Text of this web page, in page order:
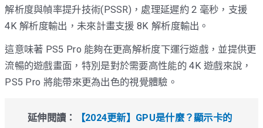
解析度與幀率提升技術(PSSR)，處理延遲約 2 毫秒，支援
4K 解析度輸出，未來計畫支援 8K 解析度輸出。
這意味著 PS5 Pro 能夠在更高解析度下運行遊戲，並提供更
流暢的遊戲畫面，特別是對於需要高性能的 4K 遊戲來說，
PS5 Pro 將能帶來更為出色的視覺體驗。
延伸閱讀：
【2024更新】GPU是什麼？顯示卡的